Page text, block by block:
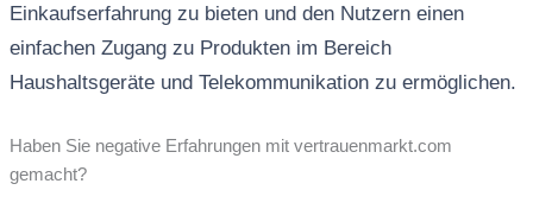
Einkaufserfahrung zu bieten und den Nutzern einen
einfachen Zugang zu Produkten im Bereich
Haushaltsgeräte und Telekommunikation zu ermöglichen.
Haben Sie negative Erfahrungen mit vertrauenmarkt.com
gemacht?